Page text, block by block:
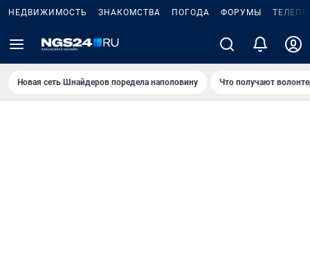
НЕДВИЖИМОСТЬ ЗНАКОМСТВА ПОГОДА ФОРУМЫ
Новая сеть Шнайдеров поредела наполовину Что получают